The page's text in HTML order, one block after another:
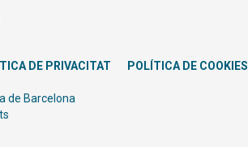
DE PRIVACITAT POLÍTICA DE COOKIES
de Barcelona